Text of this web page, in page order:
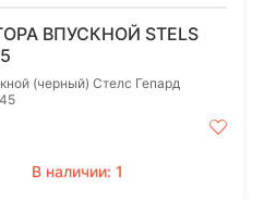
ВПУСКНОЙ STELS
(черный) Стелс Гепард
В наличии: 1